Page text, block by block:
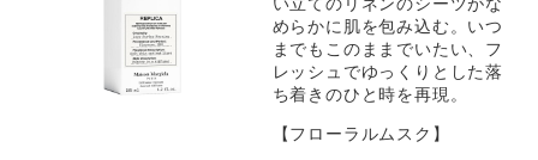
めらかに肌を包み込む。いつ
までもこのままでいたい、フ
レッシュでゆっくりとした落
ち着きのひと時を再現。
【フローラルムスク】